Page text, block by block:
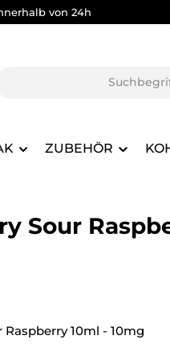
von 24h
ZUBEHÖR
Sour